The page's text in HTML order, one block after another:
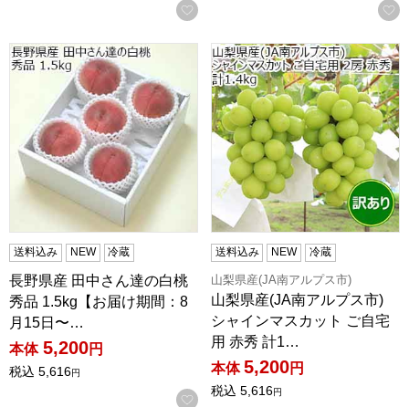
お気に入りに登録する
長野県産 田中さん達の白桃 秀品 1.5kg【お届け期間：8月
送料込み NEW 冷蔵
長野県産 田中さん達の白桃
秀品 1.5kg【お届け期間：8
月15日〜…
本体 5,200円
税込 5,616円
お気に入りに登録する
山梨県産(JA南アルプス市)
送料込み NEW 冷蔵
山梨県産(JA南アルプス市)
山梨県産(JA南アルプス市)
シャインマスカット ご自宅
用 赤秀 計1…
本体 5,200円
税込 5,616円